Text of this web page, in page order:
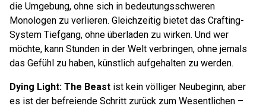
die Umgebung, ohne sich in bedeutungsschweren
Monologen zu verlieren. Gleichzeitig bietet das Crafting-
System Tiefgang, ohne überladen zu wirken. Und wer
möchte, kann Stunden in der Welt verbringen, ohne jemals
das Gefühl zu haben, künstlich aufgehalten zu werden.
Dying Light: The Beast ist kein völliger Neubeginn, aber
es ist der befreiende Schritt zurück zum Wesentlichen –